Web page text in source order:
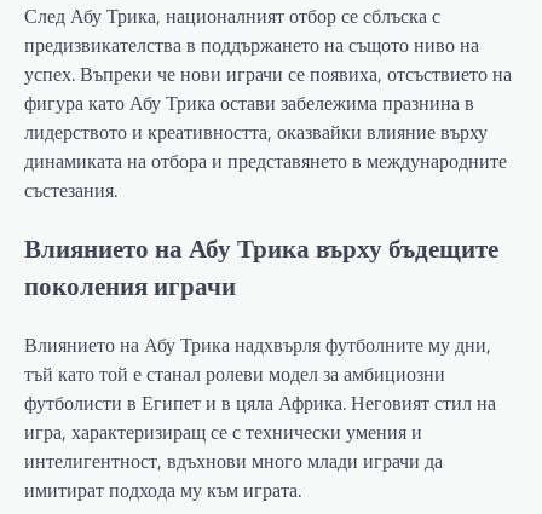
След Абу Трика, националният отбор се сблъска с
предизвикателства в поддържането на същото ниво на
успех. Въпреки че нови играчи се появиха, отсъствието на
фигура като Абу Трика остави забележима празнина в
лидерството и креативността, оказвайки влияние върху
динамиката на отбора и представянето в международните
състезания.
Влиянието на Абу Трика върху бъдещите
поколения играчи
Влиянието на Абу Трика надхвърля футболните му дни,
тъй като той е станал ролеви модел за амбициозни
футболисти в Египет и в цяла Африка. Неговият стил на
игра, характеризиращ се с технически умения и
интелигентност, вдъхнови много млади играчи да
имитират подхода му към играта.